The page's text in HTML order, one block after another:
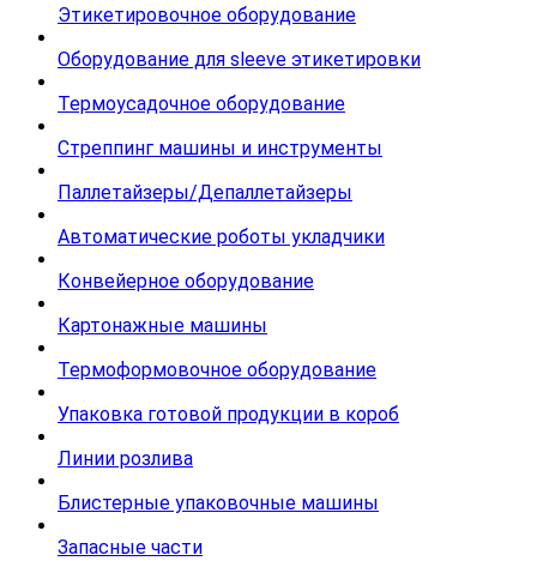
Этикетировочное оборудование
Оборудование для sleeve этикетировки
Термоусадочное оборудование
Стреппинг машины и инструменты
Паллетайзеры/Депаллетайзеры
Автоматические роботы укладчики
Конвейерное оборудование
Картонажные машины
Термоформовочное оборудование
Упаковка готовой продукции в короб
Линии розлива
Блистерные упаковочные машины
Запасные части